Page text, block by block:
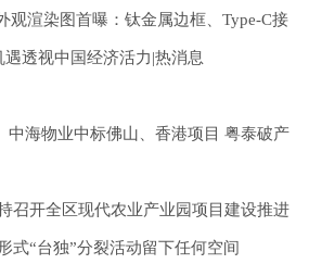
观渲染图首曝：钛金属边框、Type-C接
透视中国经济活力|热消息
中海物业中标佛山、香港项目 粤泰破产
召开全区现代农业产业园项目建设推进
式“台独”分裂活动留下任何空间